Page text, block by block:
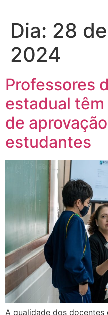
Dia: 28
2024
Professores
estadual
de
estudantes
A qualidade dos docentes